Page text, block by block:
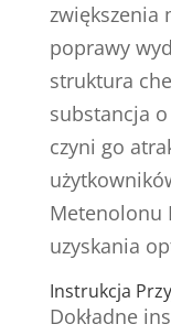
zwiększenia
poprawy
struktura
substancja o
czyni go
Metenolonu
uzyskania
Instrukcja
Dokładne